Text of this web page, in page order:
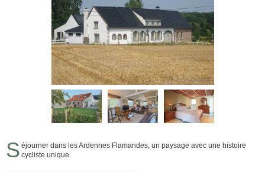
S éjourner dans les Ardennes Flamandes, un paysage avec une histoire
cycliste unique